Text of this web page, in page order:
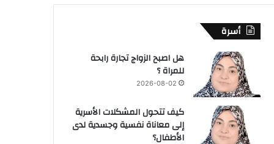
أسرة
هل اصبح الزواج تجارة رابحة
للمراة ؟
2026-08-02
كيف تتحول المشكلات الأسرية
إلى معاناة نفسية وجسدية لدى
الأطفال؟